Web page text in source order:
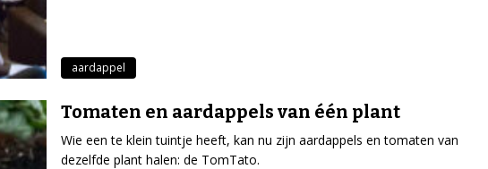
aardappel
Tomaten en aardappels van één plant
Wie een te klein tuintje heeft, kan nu zijn aardappels en tomaten van
dezelfde plant halen: de TomTato.